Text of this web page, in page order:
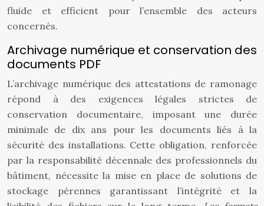
fluide et efficient pour l’ensemble des acteurs
concernés.
Archivage numérique et conservation des
documents PDF
L’archivage numérique des attestations de ramonage
répond à des exigences légales strictes de
conservation documentaire, imposant une durée
minimale de dix ans pour les documents liés à la
sécurité des installations. Cette obligation, renforcée
par la responsabilité décennale des professionnels du
bâtiment, nécessite la mise en place de solutions de
stockage pérennes garantissant l’intégrité et la